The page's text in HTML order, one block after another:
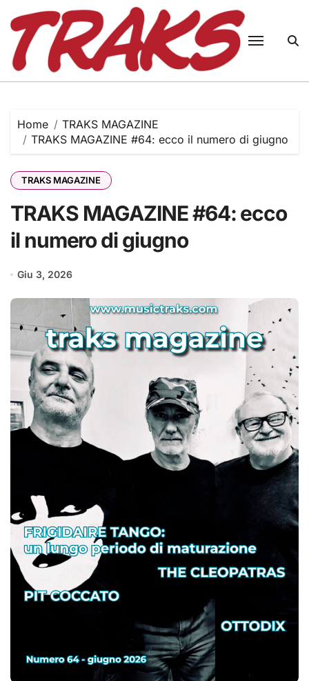
content
Home
TRAKS MAGAZINE
TRAKS MAGAZINE #64: ecco il numero di giugno
TRAKS MAGAZINE
TRAKS MAGAZINE #64: ecco
il numero di giugno
Giu 3, 2026